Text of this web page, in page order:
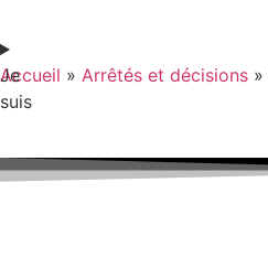
Je
suis
Accueil » Arrêtés et décisions »